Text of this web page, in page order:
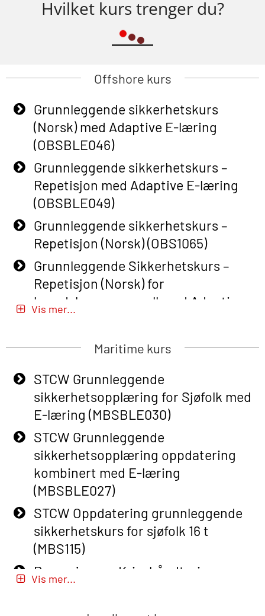
Hvilket kurs trenger du?
Offshore kurs
Grunnleggende sikkerhetskurs
(Norsk) med Adaptive E-læring
(OBSBLE046)
Grunnleggende sikkerhetskurs –
Repetisjon med Adaptive E-læring
(OBSBLE049)
Grunnleggende sikkerhetskurs –
Repetisjon (Norsk) (OBS1065)
Grunnleggende Sikkerhetskurs –
Repetisjon (Norsk) for
beredskapspersonell med Adaptive
E-læring (OBSBLE051)
Basic Safety Training (English) – with
Adaptive E-learning (OBSBLE047)
Basic Safety Training – Refresher
Course (English) with E-learning
(OBSBLE048)
Basic Safety Training – Refresher
Course (English) (OBS1063)
Basic Safety Training – Refresher
Course (English) for emergency
response personnel with Adaptive E-
learning (OBSBLE050)
Helikopterevakuering inkl pustelunge
med adaptive e-læring (OSEBLE018)
Vis mer...
Maritime kurs
STCW Grunnleggende
sikkerhetsopplæring for Sjøfolk med
E-læring (MBSBLE030)
STCW Grunnleggende
sikkerhetsopplæring oppdatering
kombinert med E-læring
(MBSBLE027)
STCW Oppdatering grunnleggende
sikkerhetskurs for sjøfolk 16 t
(MBS115)
Passasjer- og Krisehåndtering
(MBSBLE020)
Passasjer- og Krisehåndtering
Vis mer...